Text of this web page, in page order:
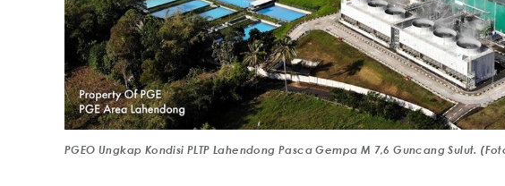
PGEO Ungkap Kondisi PLTP Lahendong Pasca Gempa M 7,6 Guncang Sulut.